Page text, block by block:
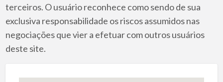
terceiros. O usuário reconhece como sendo de sua
exclusiva responsabilidade os riscos assumidos nas
negociações que vier a efetuar com outros usuários
deste site.